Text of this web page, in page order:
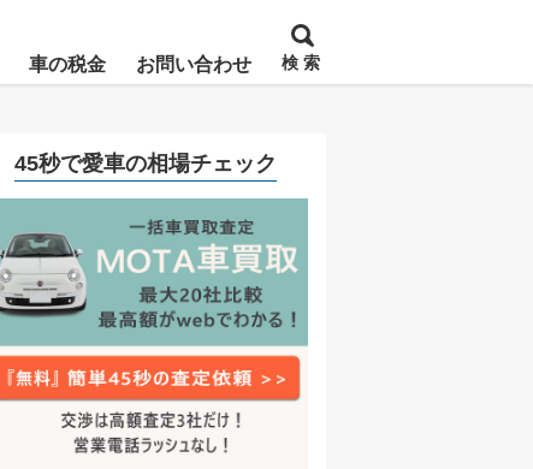
車の税金 お問い合わせ 検 索
45秒で愛車の相場チェック